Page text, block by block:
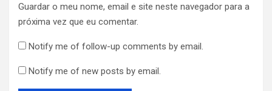
Guardar o meu nome, email e site neste navegador para a
próxima vez que eu comentar.
Notify me of follow-up comments by email.
Notify me of new posts by email.